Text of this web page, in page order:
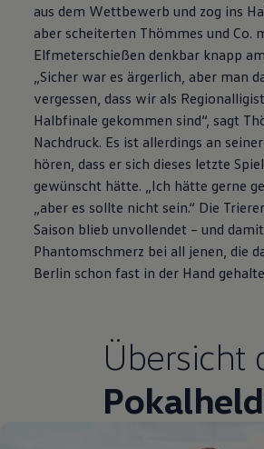
aus dem Wettbewerb und zog ins
aber scheiterten Thömmes und Co.
Elfmeterschießen denkbar knapp
„Sicher war es ärgerlich, aber man
vergessen, dass wir als
Halbfinale gekommen sind“, sagt
Nachdruck. Es ist allerdings an
hören, dass er sich dieses letzte
gewünscht hätte. „Ich hätte gerne
„aber es sollte nicht sein.“ Die
Saison blieb unvollendet – und
Phantomschmerz bei all jenen, die
Berlin schon fast in der Hand
Übersicht